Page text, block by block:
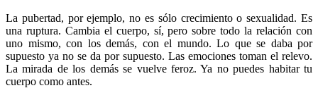
La pubertad, por ejemplo, no es sólo crecimiento o sexualidad. Es
una ruptura. Cambia el cuerpo, sí, pero sobre todo la relación con
uno mismo, con los demás, con el mundo. Lo que se daba por
supuesto ya no se da por supuesto. Las emociones toman el relevo.
La mirada de los demás se vuelve feroz. Ya no puedes habitar tu
cuerpo como antes.